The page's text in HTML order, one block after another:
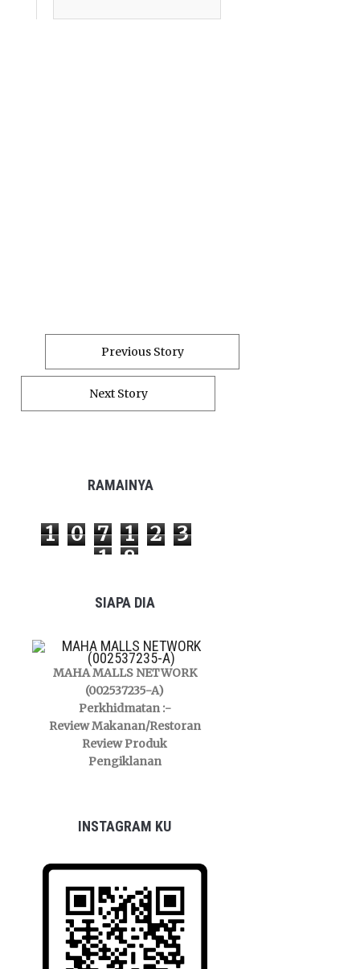
Previous Story
Next Story
RAMAINYA
1 0 7 1 2
3
1
8
SIAPA DIA
MAHA MALLS NETWORK
(002537235-A)
Perkhidmatan :-
Review Makanan/Restoran
Review Produk
Pengiklanan
INSTAGRAM KU